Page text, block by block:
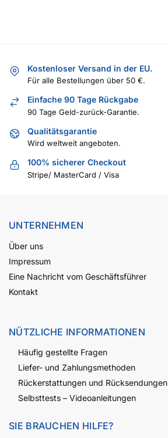
Kostenloser Versand in der EU.
Für alle Bestellungen über 50 €.
Einfache 90 Tage Rückgabe
90 Tage Geld-zurück-Garantie.
Qualitätsgarantie
Wird weltweit angeboten.
100% sicherer Checkout
Stripe/ MasterCard / Visa
UNTERNEHMEN
Über uns
Impressum
Eine Nachricht vom Geschäftsführer
Kontakt
NÜTZLICHE INFORMATIONEN
Häufig gestellte Fragen
Liefer- und Zahlungsmethoden
Rückerstattungen und Rücksendungen
Selbsttests – Videoanleitungen
SIE BRAUCHEN HILFE?